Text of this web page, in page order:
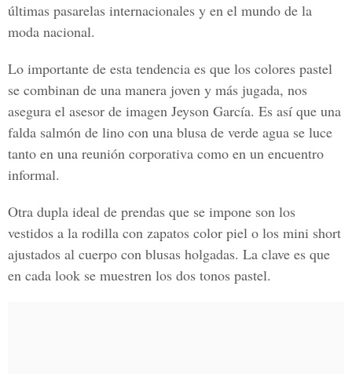
últimas pasarelas internacionales y en el mundo de la
moda nacional.
Lo importante de esta tendencia es que los colores pastel
se combinan de una manera joven y más jugada, nos
asegura el asesor de imagen Jeyson García. Es así que una
falda salmón de lino con una blusa de verde agua se luce
tanto en una reunión corporativa como en un encuentro
informal.
Otra dupla ideal de prendas que se impone son los
vestidos a la rodilla con zapatos color piel o los mini short
ajustados al cuerpo con blusas holgadas. La clave es que
en cada look se muestren los dos tonos pastel.